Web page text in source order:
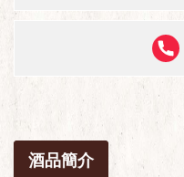
酒品簡介